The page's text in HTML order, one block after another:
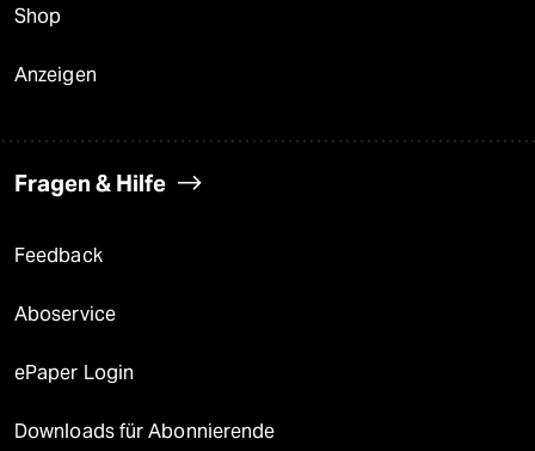
Shop
Anzeigen
Fragen & Hilfe
Feedback
Aboservice
ePaper Login
Downloads für Abonnierende